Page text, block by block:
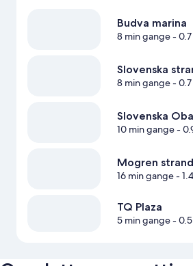
Budva marina
8 min gange- 0.7
Slovenska
8 min gange- 0.7
Slovenska
10 min gange-
Mogren strand
16 min gange-
TQ Plaza
5 min gange- 0.5